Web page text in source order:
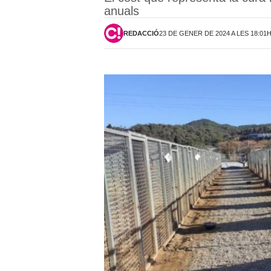
anuals
REDACCIÓ23 DE GENER DE 2024 A LES 18:01H